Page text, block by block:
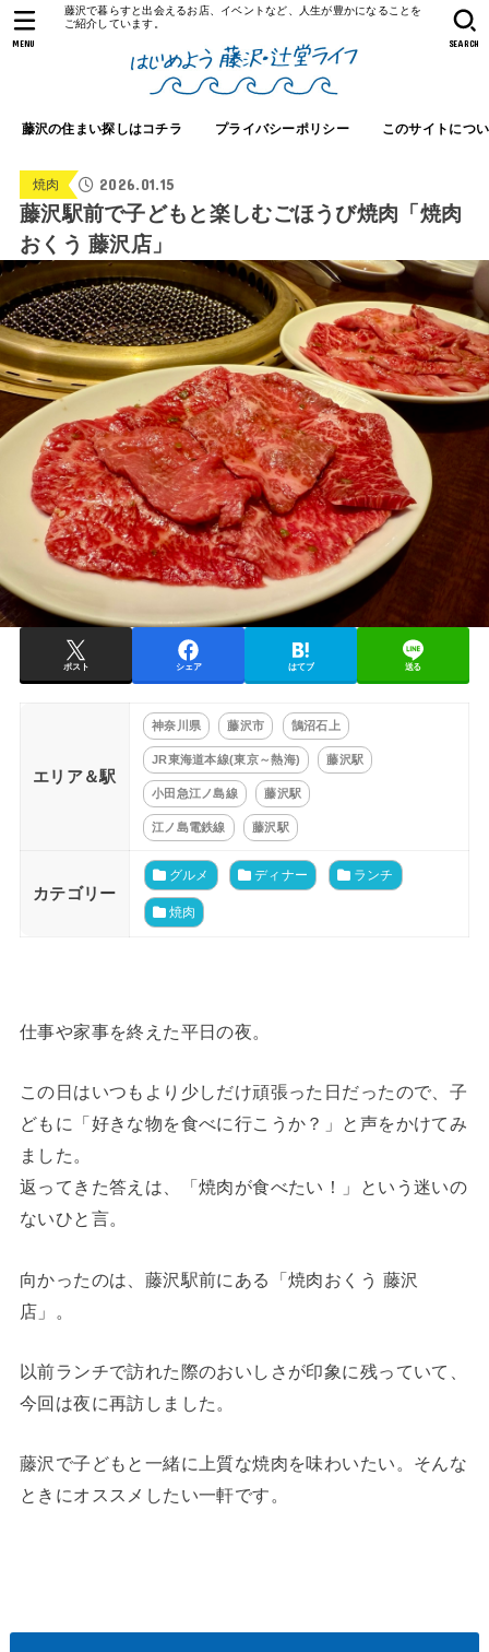
藤沢で暮らすと出会えるお店、イベントなど、人生が豊かになることを
ご紹介しています。
藤沢の住まい探しはコチラ プライバシーポリシー このサイトにつ
SEARCH
MENU
焼肉 2026.01.15
藤沢駅前で子どもと楽しむごほうび焼肉「焼肉
おくう 藤沢店」
ポスト シェア はてブ 送る
エリア＆駅
神奈川県 藤沢市 鵠沼石上
JR東海道本線(東京～熱海) 藤沢駅
小田急江ノ島線 藤沢駅
江ノ島電鉄線 藤沢駅
カテゴリー
グルメ ディナー ランチ
焼肉
仕事や家事を終えた平日の夜。
この日はいつもより少しだけ頑張った日だったので、子
どもに「好きな物を食べに行こうか？」と声をかけてみ
ました。
返ってきた答えは、「焼肉が食べたい！」という迷いの
ないひと言。
向かったのは、藤沢駅前にある「焼肉おくう 藤沢
店」。
以前ランチで訪れた際のおいしさが印象に残っていて、
今回は夜に再訪しました。
藤沢で子どもと一緒に上質な焼肉を味わいたい。そんな
ときにオススメしたい一軒です。